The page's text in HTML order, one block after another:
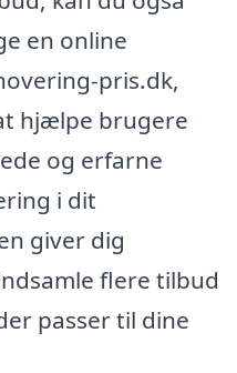
en online
pris.dk,
hjælpe brugere
og erfarne
i dit
giver dig
flere tilbud
passer til dine